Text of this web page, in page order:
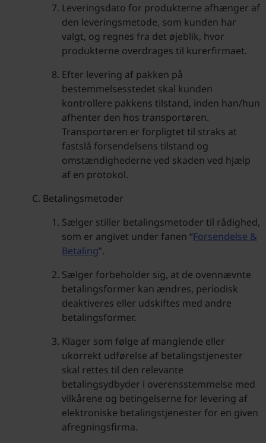
Leveringsdato for produkterne afhænger af
den leveringsmetode, som kunden har
valgt, og regnes fra det øjeblik, hvor
produkterne overdrages til kurerfirmaet.
Efter levering af pakken på
bestemmelsesstedet skal kunden
kontrollere pakkens tilstand, inden han/hun
afhenter den hos transportøren.
Transportøren er forpligtet til straks at
fastslå forsendelsens tilstand og
omstændighederne ved skaden ved hjælp
af en protokol.
Betalingsmetoder
Sælger stiller betalingsmetoder til rådighed,
som er angivet under fanen “Forsendelse &
Betaling”.
Sælger forbeholder sig, at de ovennævnte
betalingsformer kan ændres, periodisk
deaktiveres eller udskiftes med andre
betalingsformer.
Klager som følge af manglende eller
ukorrekt udførelse af betalingstjenester
skal rettes til den relevante
betalingsydbyder i overensstemmelse med
vilkårene og betingelserne for levering af
elektroniske betalingstjenester for en given
afregningsfirma.